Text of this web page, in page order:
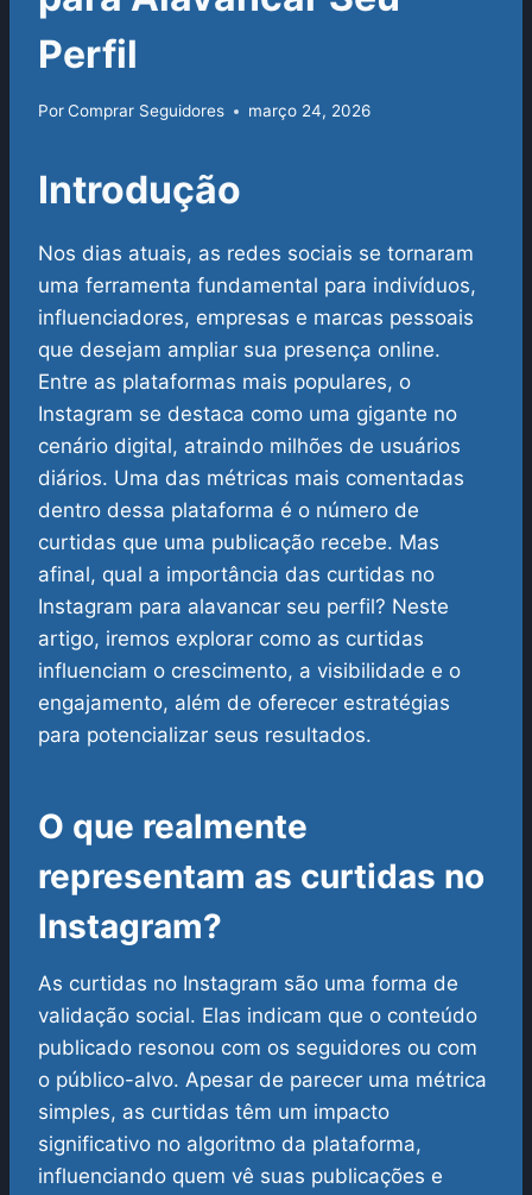
Perfil
PorComprar Seguidores março 24, 2026
Introdução
Nos dias atuais, as redes sociais se tornaram
uma ferramenta fundamental para indivíduos,
influenciadores, empresas e marcas pessoais
que desejam ampliar sua presença online.
Entre as plataformas mais populares, o
Instagram se destaca como uma gigante no
cenário digital, atraindo milhões de usuários
diários. Uma das métricas mais comentadas
dentro dessa plataforma é o número de
curtidas que uma publicação recebe. Mas
afinal, qual a importância das curtidas no
Instagram para alavancar seu perfil? Neste
artigo, iremos explorar como as curtidas
influenciam o crescimento, a visibilidade e o
engajamento, além de oferecer estratégias
para potencializar seus resultados.
O que realmente
representam as curtidas no
Instagram?
As curtidas no Instagram são uma forma de
validação social. Elas indicam que o conteúdo
publicado resonou com os seguidores ou com
o público-alvo. Apesar de parecer uma métrica
simples, as curtidas têm um impacto
significativo no algoritmo da plataforma,
influenciando quem vê suas publicações e